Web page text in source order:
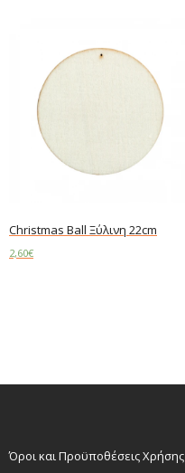
Christmas Ball Ξύλινη 22cm
2,60€
Όροι και Προϋποθέσεις Χρήσης